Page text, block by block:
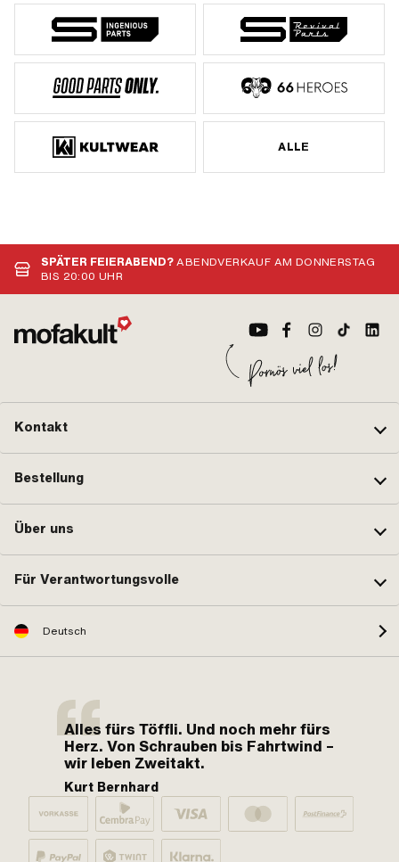
ALLE
SPÄTER FEIERABEND?ABENDVERKAUF AM DONNERSTAG
BIS 20:00 UHR
Kontakt
Bestellung
Über uns
Für Verantwortungsvolle
Deutsch
Alles fürs Töffli. Und noch mehr fürs
Herz. Von Schrauben bis Fahrtwind –
wir leben Zweitakt.
Kurt Bernhard